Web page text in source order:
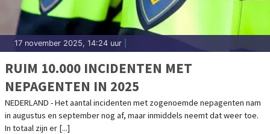
17 november 2025, 14:24 uur
RUIM 10.000 INCIDENTEN MET
NEPAGENTEN IN 2025
NEDERLAND - Het aantal incidenten met zogenoemde nepagenten nam
in augustus en september nog af, maar inmiddels neemt dat weer toe.
In totaal zijn er [...]